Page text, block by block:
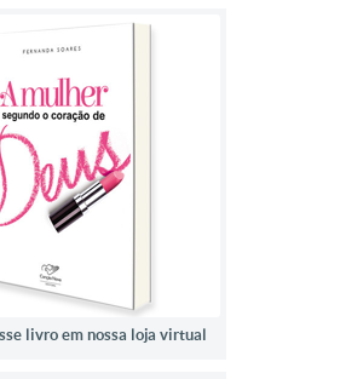
livro em nossa loja virtual